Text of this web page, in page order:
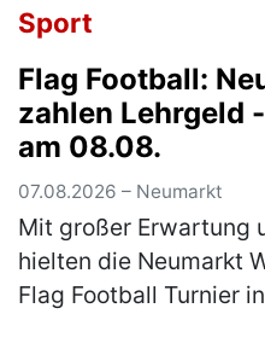
Sport
Flag Football:
zahlen Lehrgeld
am 08.08.
07.08.2026 – Neumarkt
Mit großer Erwartung
hielten die Neumarkt
Flag Football Turnier